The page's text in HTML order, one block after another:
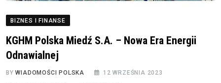
BIZNES I FINANSE
KGHM Polska Miedź S.A. – Nowa Era Energii
Odnawialnej
BYWIADOMOŚCI POLSKA 12 WRZEŚNIA 2023